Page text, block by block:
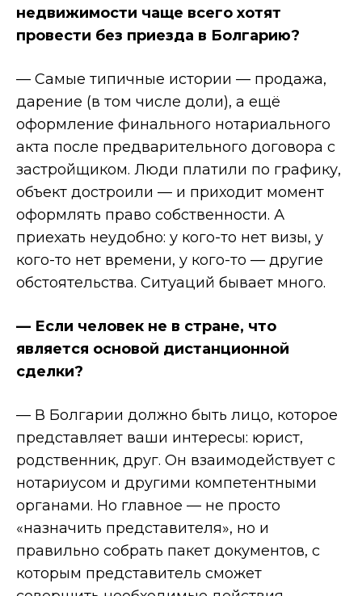
недвижимости чаще всего хотят
провести без приезда в Болгарию?
— Самые типичные истории — продажа,
дарение (в том числе доли), а ещё
оформление финального нотариального
акта после предварительного договора с
застройщиком. Люди платили по графику,
объект достроили — и приходит момент
оформлять право собственности. А
приехать неудобно: у кого-то нет визы, у
кого-то нет времени, у кого-то — другие
обстоятельства. Ситуаций бывает много.
— Если человек не в стране, что
является основой дистанционной
сделки?
— В Болгарии должно быть лицо, которое
представляет ваши интересы: юрист,
родственник, друг. Он взаимодействует с
нотариусом и другими компетентными
органами. Но главное — не просто
«назначить представителя», но и
правильно собрать пакет документов, с
которым представитель сможет